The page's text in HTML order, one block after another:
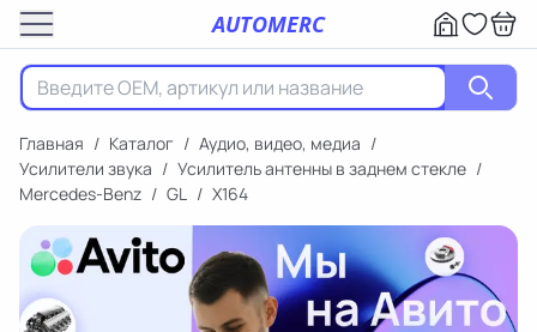
AUTOMERC
Главная / Каталог / Аудио, видео, медиа /
Усилители звука / Усилитель антенны в заднем стекле /
Mercedes-Benz / GL / X164